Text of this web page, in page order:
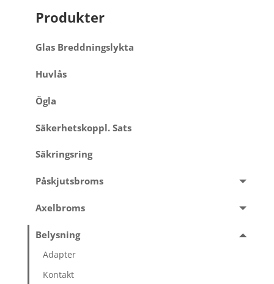
Produkter
Glas Breddningslykta
Huvlås
Ögla
Säkerhetskoppl. Sats
Säkringsring
Påskjutsbroms
Axelbroms
Belysning
Adapter
Kontakt